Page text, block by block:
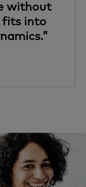
without
fits into